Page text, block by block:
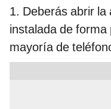
1. Deberás abrir la
instalada de
mayoría de